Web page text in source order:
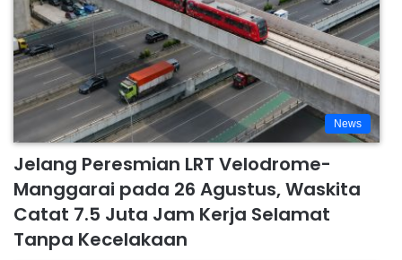
News
Jelang Peresmian LRT Velodrome-
Manggarai pada 26 Agustus, Waskita
Catat 7.5 Juta Jam Kerja Selamat
Tanpa Kecelakaan